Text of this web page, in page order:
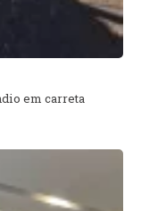
em carreta